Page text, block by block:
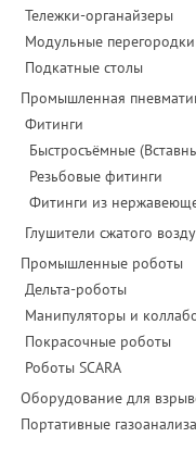
Тележки-органайзеры
Модульные перегородки
Подкатные столы
Промышленная
Фитинги
Быстросъёмные
Резьбовые фитинги
Фитинги из
Глушители сжатого
Промышленные роботы
Дельта-роботы
Манипуляторы и
Покрасочные роботы
Роботы SCARA
Оборудование для
Портативные